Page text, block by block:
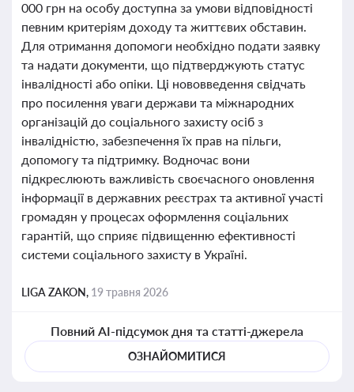
000 грн на особу доступна за умови відповідності
певним критеріям доходу та життєвих обставин.
Для отримання допомоги необхідно подати заявку
та надати документи, що підтверджують статус
інвалідності або опіки. Ці нововведення свідчать
про посилення уваги держави та міжнародних
організацій до соціального захисту осіб з
інвалідністю, забезпечення їх прав на пільги,
допомогу та підтримку. Водночас вони
підкреслюють важливість своєчасного оновлення
інформації в державних реєстрах та активної участі
громадян у процесах оформлення соціальних
гарантій, що сприяє підвищенню ефективності
системи соціального захисту в Україні.
LIGA ZAKON, 19 травня 2026
Повний AI-підсумок дня та статті-джерела
ОЗНАЙОМИТИСЯ